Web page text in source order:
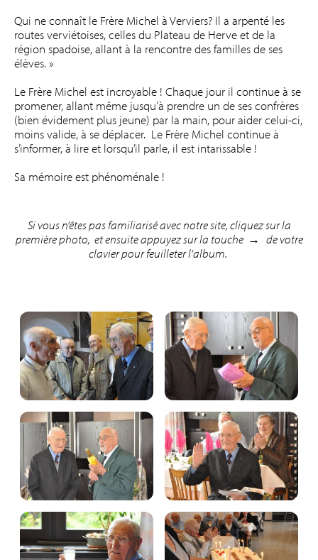
Qui ne connaît le Frère Michel à Verviers? Il a arpenté les
routes verviétoises, celles du Plateau de Herve et de la
région spadoise, allant à la rencontre des familles de ses
élèves. »
Le Frère Michel est incroyable ! Chaque jour il continue à se
promener, allant même jusqu’à prendre un de ses confrères
(bien évidement plus jeune) par la main, pour aider celui-ci,
moins valide, à se déplacer. Le Frère Michel continue à
s’informer, à lire et lorsqu’il parle, il est intarissable !
Sa mémoire est phénoménale !
Si vous n’êtes pas familiarisé avec notre site, cliquez sur la
première photo, et ensuite appuyez sur la touche → de votre
clavier pour feuilleter l’album.